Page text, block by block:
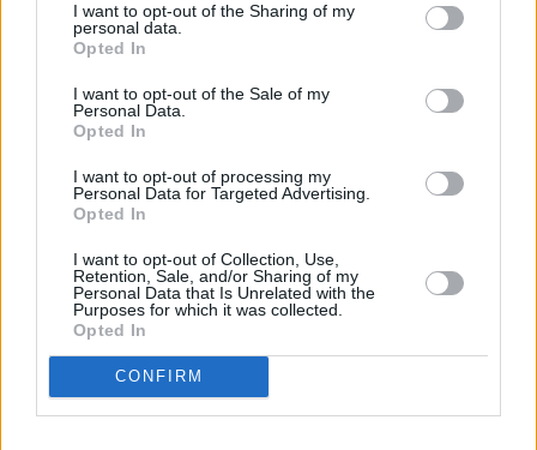
I want to opt-out of the Sharing of my
personal data.
Opted In
I want to opt-out of the Sale of my
Personal Data.
Opted In
I want to opt-out of processing my
Personal Data for Targeted Advertising.
Opted In
I want to opt-out of Collection, Use,
Retention, Sale, and/or Sharing of my
Personal Data that Is Unrelated with the
Purposes for which it was collected.
Opted In
CONFIRM
Από την άλλη πλευρά, απειλή από τον ΣΥΡΙΖΑ με βάση
και το momentum που έχει διαμορφωθεί από την
εκλογή του νέου αρχηγού, δεν φαίνεται να υπάρχει. Αυτές
οι εκλογές, δεν θα έχουν ως σημείο αναφοράς την πίεση
υποστεί ο νεοεκλεγμένος αρχηγός του, Στέφανος
Κασσελάκης από τους εσωκομματικούς αντιπάλους.
Μέχρι στιγμής, η περπατησιά των υποψηφίων του ΣΥΡΙΖΑ
είναι ανάλογη της εικόνας τους κόμματος, ενώ ο
Κασσελάκης δεν φαίνεται να δίνει πόντους στους
υποψηφίους. Αντιθέτως, χάνουν και αυτοί όπως και ο